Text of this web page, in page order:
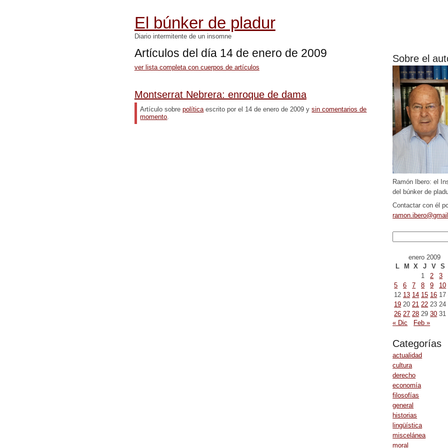
El búnker de pladur
Diario intermitente de un insomne
Sobre el
Ramón Ibero: el
del búnker de
Contactar con él
enero 2009
L
M X J V S
1
2 3
5
6 7 8 9 10
12 13 14 15 16 17
19 20 21 22 23 24
26 27 28 29 30 31
« Dic
Feb »
Categorías
actualidad
cultura
derecho
economía
filosofías
general
historias
lingüística
miscelánea
moral
Artículos del día 14 de enero de 2009
ver lista completa con cuerpos de artículos
Montserrat Nebrera: enroque de dama
Artículo sobrepolíticaescrito por el 14 de enero de 2009 ysin comentarios de
momento.